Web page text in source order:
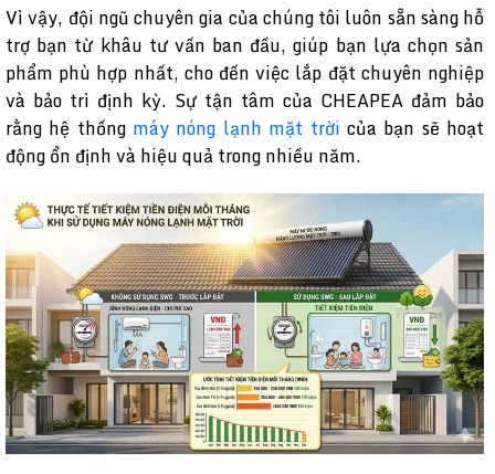
Vì vậy, đội ngũ chuyên gia của chúng tôi luôn sẵn sàng hỗ
trợ bạn từ khâu tư vấn ban đầu, giúp bạn lựa chọn sản
phẩm phù hợp nhất, cho đến việc lắp đặt chuyên nghiệp
và bảo trì định kỳ. Sự tận tâm của CHEAPEA đảm bảo
rằng hệ thống máy nóng lạnh mặt trời của bạn sẽ hoạt
động ổn định và hiệu quả trong nhiều năm.